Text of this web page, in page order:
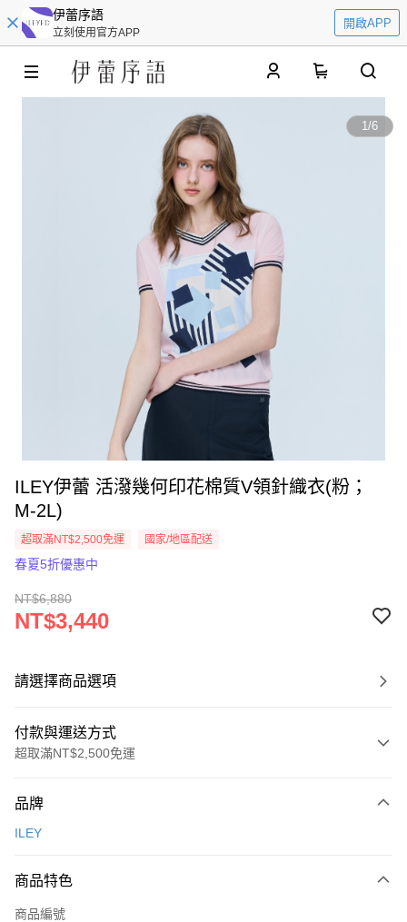
伊蕾序語
立刻使用官方APP
開啟APP
1/6
ILEY伊蕾 活潑幾何印花棉質V領針織衣(粉；
M-2L)
超取滿NT$2,500免運 國家/地區配送
春夏5折優惠中
NT$6,880
NT$3,440
請選擇商品選項
付款與運送方式
超取滿NT$2,500免運
信用卡一次付款
3 期 0 利率 每期
合作金庫商業銀行
超商取貨付款
品牌
ILEY
商品特色
商品編號